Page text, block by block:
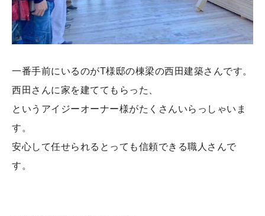
一番手前にいるのがT様邸の棟梁の西田建築さんです。
西田さんに家を建ててもらった、
というアイジーオーナー様がたくさんいらっしゃいま
す。
安心して任せられるとっても信頼できる職人さんで
す。